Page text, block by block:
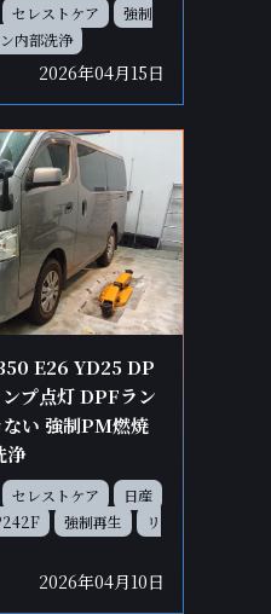
セレストケア
強制
内部洗浄
2026年04月15日
E26 YD25 DP
プ点灯 DPFラン
い 強制PM燃焼
浄
セレストケア
日産
強制再生
リ
2026年04月10日